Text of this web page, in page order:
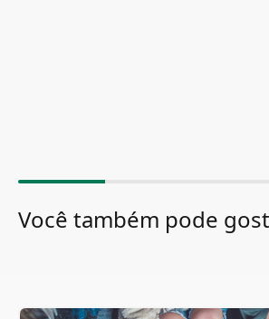
Você também pode